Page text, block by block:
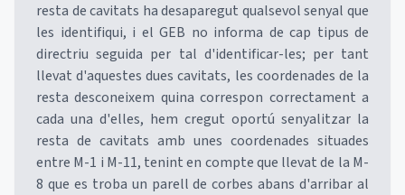
resta de cavitats ha desaparegut qualsevol senyal que
les identifiqui, i el GEB no informa de cap tipus de
directriu seguida per tal d'identificar-les; per tant
llevat d'aquestes dues cavitats, les coordenades de la
resta desconeixem quina correspon correctament a
cada una d'elles, hem cregut oportú senyalitzar la
resta de cavitats amb unes coordenades situades
entre M-1 i M-11, tenint en compte que llevat de la M-
8 que es troba un parell de corbes abans d'arribar al